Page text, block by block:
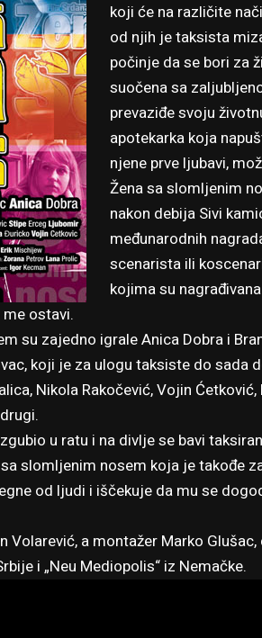
koji će na različite
od njih je taksista
počinje da se bori za
suočena sa
prevaziđe svoju
apotekarka koja
njene prve ljubavi,
Žena sa slomljenim
nakon debija Sivi
međunarodnih
scenarista ili
kojima su
ostavi.
su zajedno igrale Anica Dobra i
koji je za ulogu taksiste do sada
Nikola Rakočević, Vojin
u ratu i na divlje se bavi
slomljenim nosem koja je takođe
od ljudi i iščekuje da mu se
Volarević, a montažer Marko
i „Neu Mediopolis“ iz Nemačke.